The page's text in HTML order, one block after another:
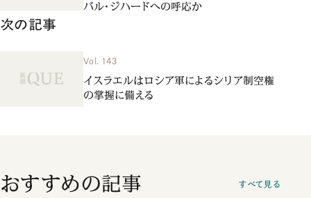
バル・ジハードへの呼応か
次の記事
Vol. 143
イスラエルはロシア軍によるシリア制空権
の掌握に備える
おすすめの記事 すべて見る